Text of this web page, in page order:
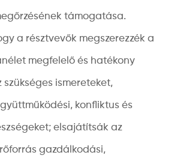
támogatása.
a résztvevők megszerezzék a
megfelelő és hatékony
szükséges ismereteket,
konfliktus és
elsajátítsák az
gazdálkodási,